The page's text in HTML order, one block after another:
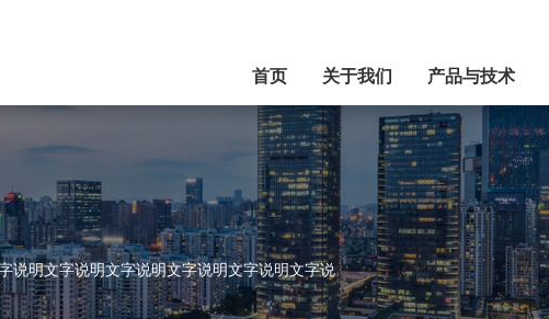
首页 关于我们 产品与技术
说明文字说明文字说明文字说明文字说明文字说